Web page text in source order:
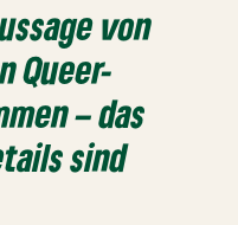
von
Queer-
– das
sind